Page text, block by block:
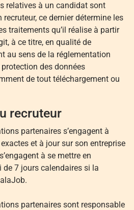
relatives à un candidat sont
ce dernier détermine les
traitements qu’il réalise à partir
à ce titre, en qualité de
au sens de la réglementation
des données
de tout téléchargement ou
recruteur
partenaires s’engagent à
et à jour sur son entreprise
à se mettre en
7 jours calendaires si la
partenaires sont responsable